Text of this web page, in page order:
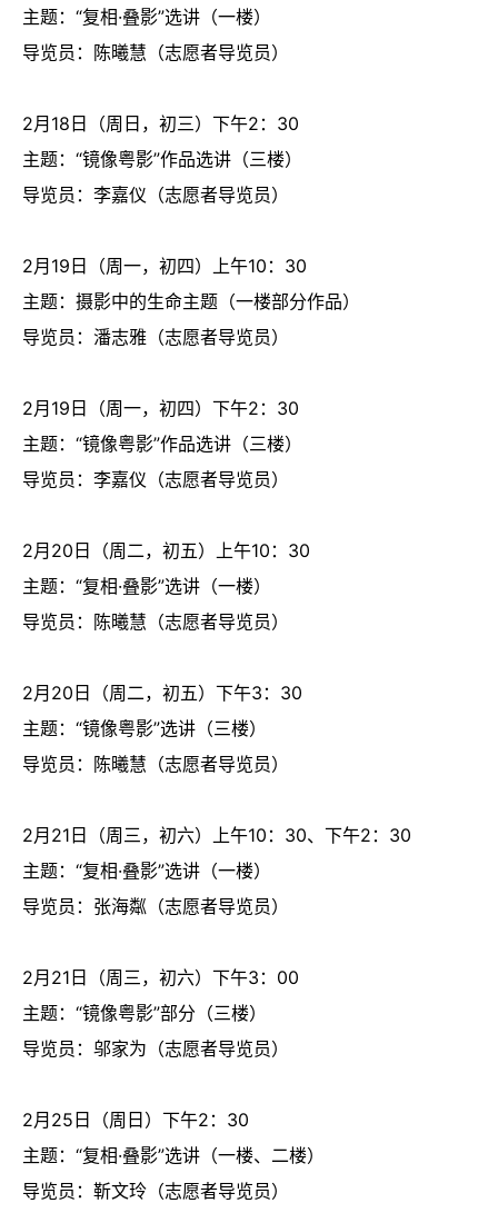
主题：“复相·叠影”选讲（一楼）
导览员：陈曦慧（志愿者导览员）
2月18日（周日，初三）下午2：30
主题：“镜像粤影”作品选讲（三楼）
导览员：李嘉仪（志愿者导览员）
2月19日（周一，初四）上午10：30
主题：摄影中的生命主题（一楼部分作品）
导览员：潘志雅（志愿者导览员）
2月19日（周一，初四）下午2：30
主题：“镜像粤影”作品选讲（三楼）
导览员：李嘉仪（志愿者导览员）
2月20日（周二，初五）上午10：30
主题：“复相·叠影”选讲（一楼）
导览员：陈曦慧（志愿者导览员）
2月20日（周二，初五）下午3：30
主题：“镜像粤影”选讲（三楼）
导览员：陈曦慧（志愿者导览员）
2月21日（周三，初六）上午10：30、下午2：30
主题：“复相·叠影”选讲（一楼）
导览员：张海粼（志愿者导览员）
2月21日（周三，初六）下午3：00
主题：“镜像粤影”部分（三楼）
导览员：邬家为（志愿者导览员）
2月25日（周日）下午2：30
主题：“复相·叠影”选讲（一楼、二楼）
导览员：靳文玲（志愿者导览员）